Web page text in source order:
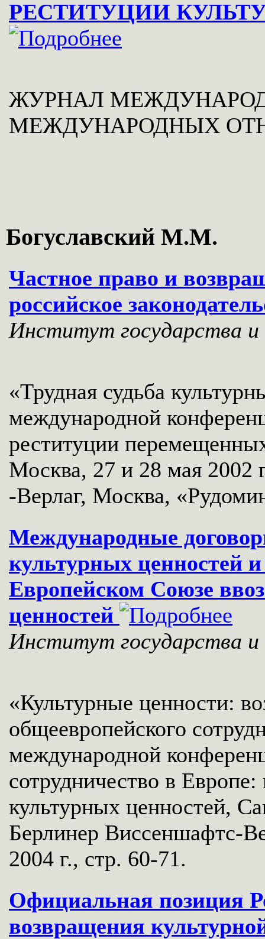
РЕСТИТУЦИИ
ЖУРНАЛ
МЕЖДУНАРОДНЫХ
Богуславский М.М.
Частное право и
российское
Институт государства
«Трудная судьба
международной
реституции
Москва, 27 и 28 мая 2002
-Верлаг, Москва,
Международные
культурных ценностей
Европейском Союзе
ценностей
Институт государства
«Культурные ценности:
общеевропейского
международной
сотрудничество в
культурных ценностей,
Берлинер Виссеншафтс-
2004 г., стр. 60-71.
Официальная позиция
возвращения